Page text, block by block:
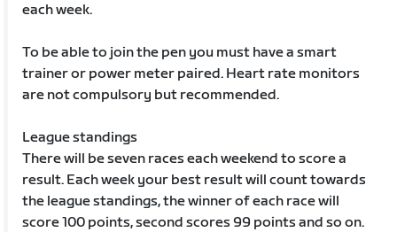
each week.
To be able to join the pen you must have a smart
trainer or power meter paired. Heart rate monitors
are not compulsory but recommended.
League standings
There will be seven races each weekend to score a
result. Each week your best result will count towards
the league standings, the winner of each race will
score 100 points, second scores 99 points and so on.